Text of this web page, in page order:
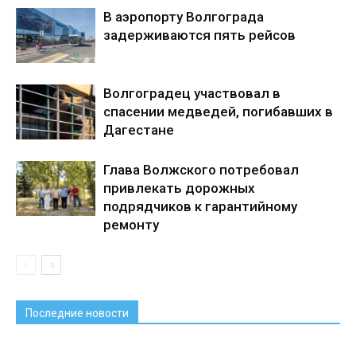
В аэропорту Волгограда
задерживаются пять рейсов
Волгоградец участвовал в
спасении медведей, погибавших в
Дагестане
Глава Волжского потребовал
привлекать дорожных
подрядчиков к гарантийному
ремонту
Последние новости